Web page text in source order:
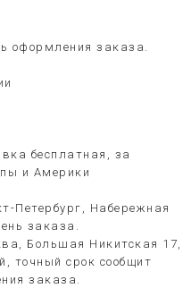
оформления заказа.
бесплатная, за
и Америки
Петербург, Набережная
заказа.
Большая Никитская 17,
точный срок сообщит
заказа.